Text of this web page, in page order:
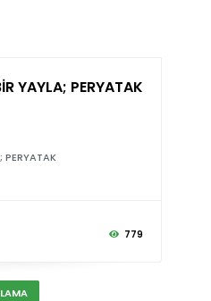
YAYLA; PERYATAK
PERYATAK
779